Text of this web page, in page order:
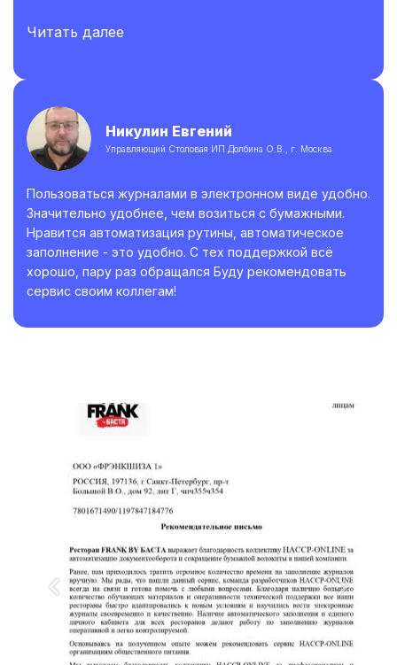
Читать далее
Никулин Евгений
Управляющий Столовая ИП Долбина О.В., г. Москва
Пользоваться журналами в электронном виде удобно.
Значительно удобнее, чем возиться с бумажными.
Нравится автоматизация рутины, автоматическое
заполнение - это удобно. С тех поддержкой всё
хорошо, пару раз обращался Буду рекомендовать
сервис своим коллегам!